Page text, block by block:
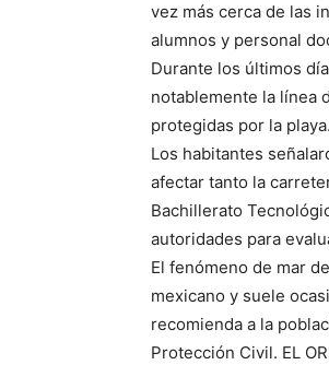
vez más cerca de las
alumnos y personal
Durante los últimos
notablemente la línea
protegidas por la playa.
Los habitantes
afectar tanto la
Bachillerato
autoridades para
El fenómeno de mar
mexicano y suele
recomienda a la
Protección Civil. EL